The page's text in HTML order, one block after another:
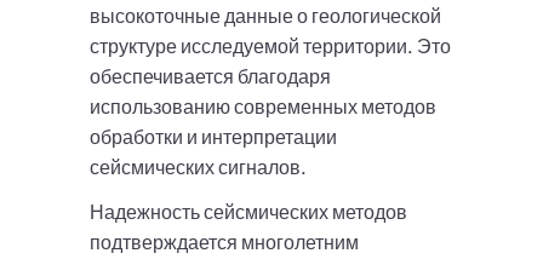
высокоточные данные о геологической
структуре исследуемой территории. Это
обеспечивается благодаря
использованию современных методов
обработки и интерпретации
сейсмических сигналов.
Надежность сейсмических методов
подтверждается многолетним